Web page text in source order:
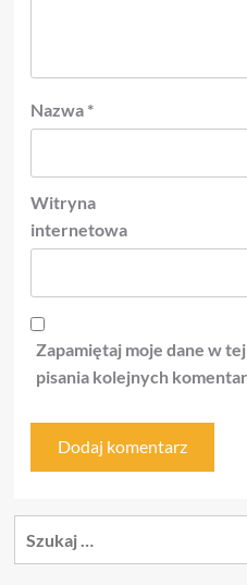
Nazwa *
Witryna
internetowa
Zapamiętaj moje dane w
pisania kolejnych